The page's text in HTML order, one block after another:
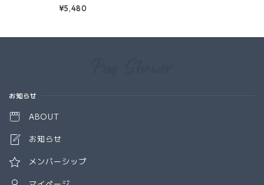
¥5,480
お知らせ
ABOUT
お知らせ
メンバーシップ